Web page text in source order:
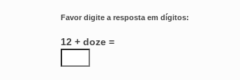
Favor digite a resposta em dígitos:
12 + doze =